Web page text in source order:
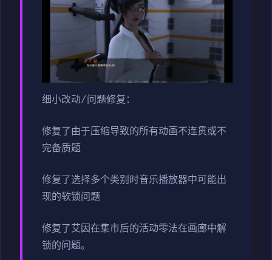
细小改动/问题修复：
修复了由于压缩导致的所有动画不连贯或不
完备质题
修复了选择多个类别时音乐播放器中可能出
现的软锁问题
修复了艾因在集市后的活动零法在画廊中解
锁的问题。